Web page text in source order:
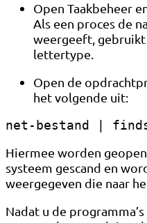
Open Taakbeheer
Als een proces de
weergeeft,
lettertype.
Open de
het volgende uit:
net-bestand |
Hiermee worden
systeem gescand en
weergegeven die naar
Nadat u de